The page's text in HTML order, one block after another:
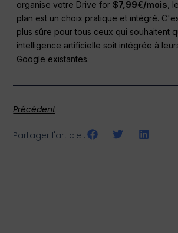
organise votre Drive for$7,99€/mois , le
plan est un choix pratique et intégré.
plus sûre pour tous ceux qui souhaitent
intelligence artificielle soit intégrée à
Google existantes.
Précédent
Partager l'article :